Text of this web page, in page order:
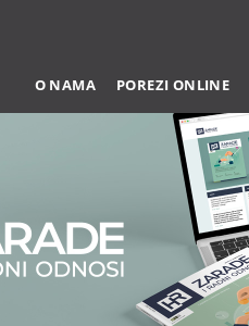
O NAMA POREZI ONLINE